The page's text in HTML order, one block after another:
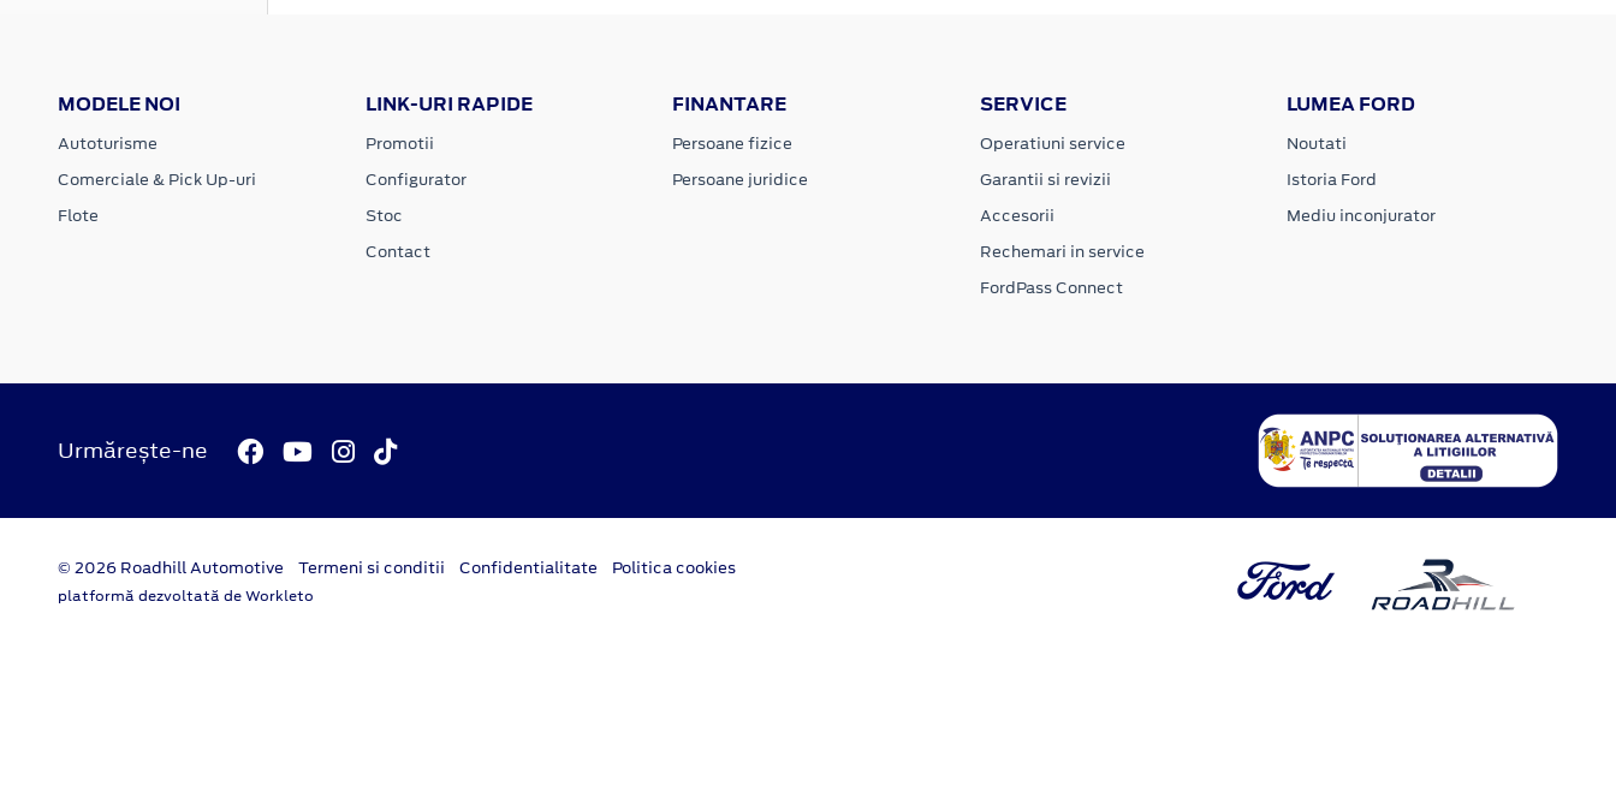
MODELE NOI
Autoturisme
Comerciale & Pick Up-uri
Flote
LINK-URI RAPIDE
Promotii
Configurator
Stoc
Contact
FINANTARE
Persoane fizice
Persoane juridice
SERVICE
Operatiuni service
Garantii si revizii
Accesorii
Rechemari in service
FordPass Connect
LUMEA FORD
Noutati
Istoria Ford
Mediu inconjurator
Urmărește-ne
© 2026 Roadhill Automotive Termeni si conditii Confidentialitate Politica cookies
platformă dezvoltată de Workleto